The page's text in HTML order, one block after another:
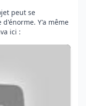
peut se
Y'a même
ici :